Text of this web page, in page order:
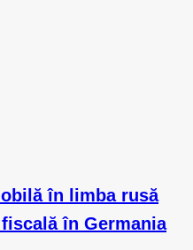
în limba rusă
în Germania